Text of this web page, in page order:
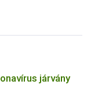
járvány